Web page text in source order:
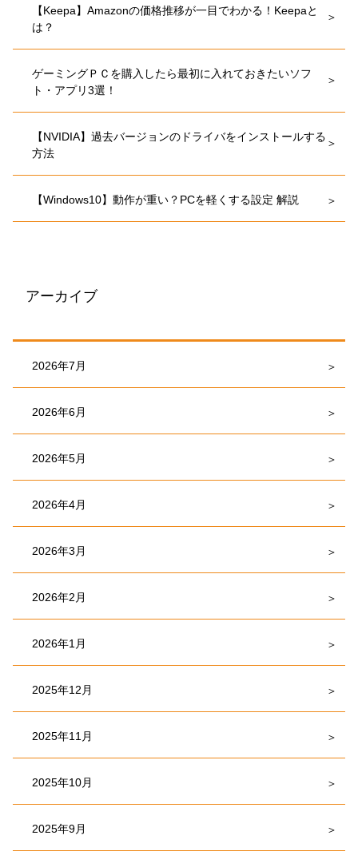
【Keepa】Amazonの価格推移が一目でわかる！Keepaと
は？
ゲーミングＰＣを購入したら最初に入れておきたいソフ
ト・アプリ3選！
【NVIDIA】過去バージョンのドライバをインストールする
方法
【Windows10】動作が重い？PCを軽くする設定 解説
アーカイブ
2026年7月
2026年6月
2026年5月
2026年4月
2026年3月
2026年2月
2026年1月
2025年12月
2025年11月
2025年10月
2025年9月